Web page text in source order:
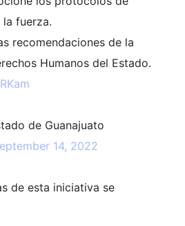
fuerza.
recomendaciones de la
Humanos del Estado.
de Guanajuato
14, 2022
de esta iniciativa se